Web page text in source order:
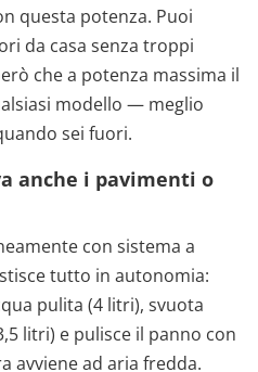
questa potenza. Puoi
da casa senza troppi
che a potenza massima il
modello — meglio
sei fuori.
anche i pavimenti o
con sistema a
tutto in autonomia:
pulita (4 litri), svuota
litri) e pulisce il panno con
avviene ad aria fredda.